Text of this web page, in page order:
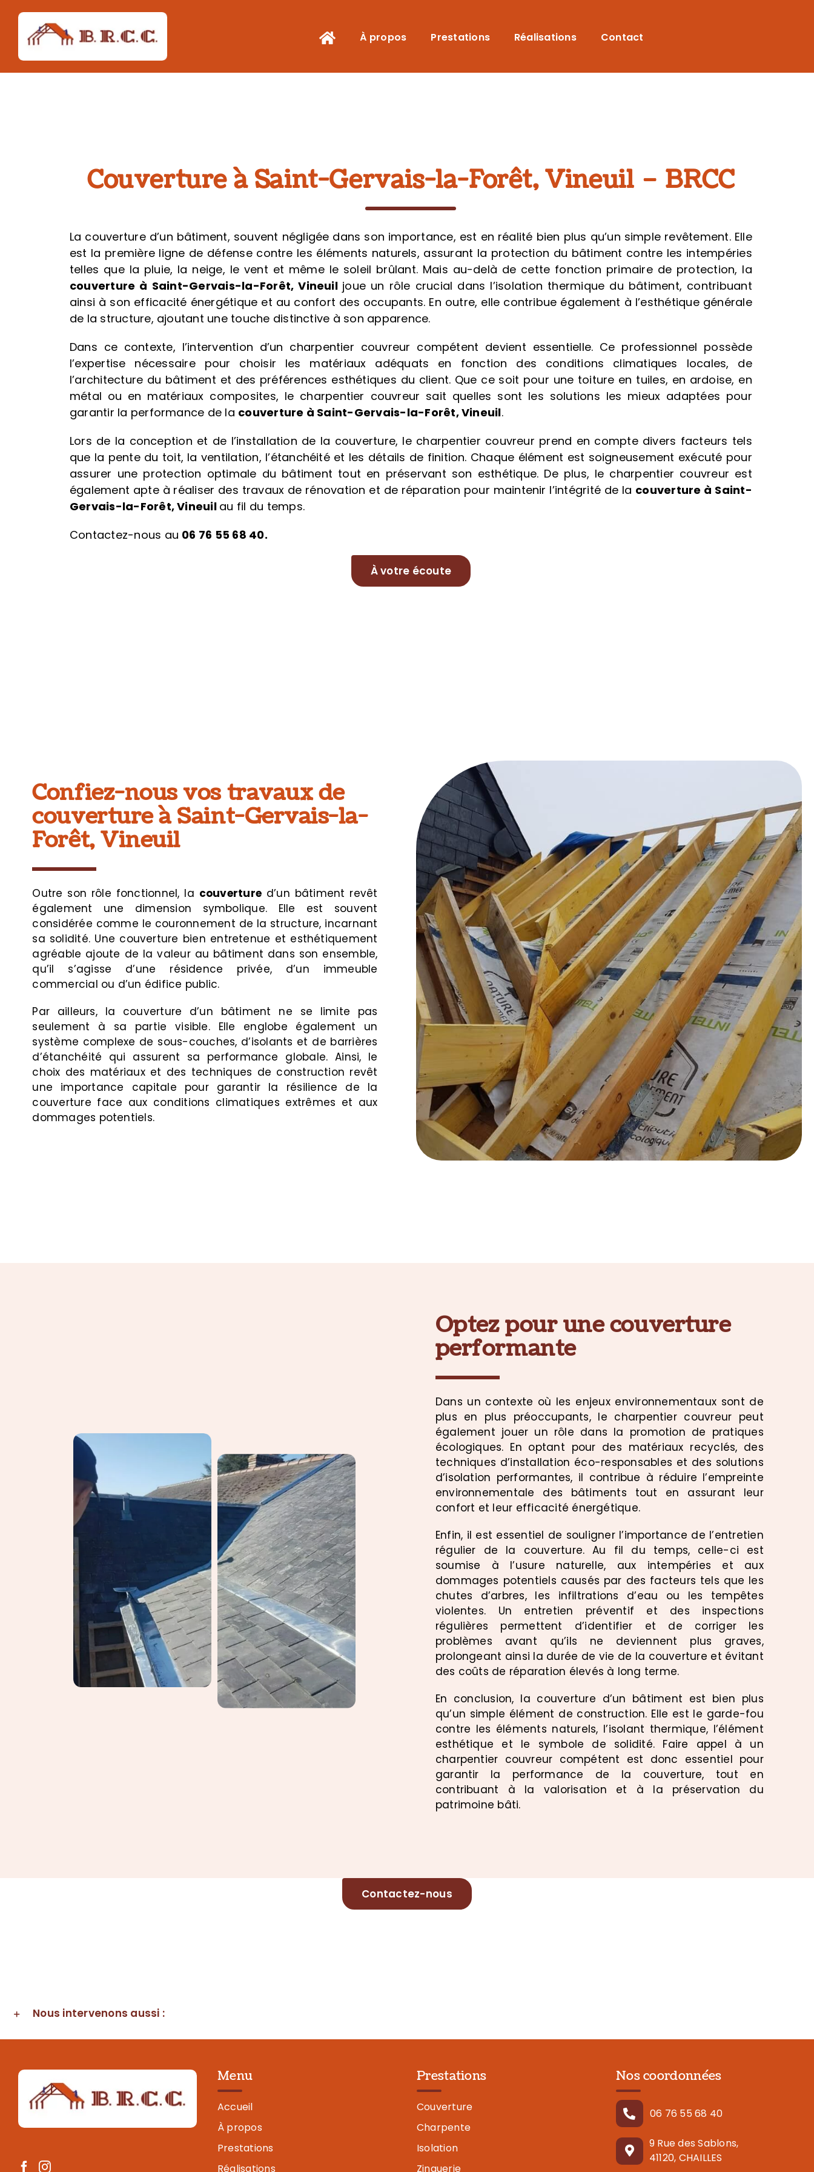
contenu
À propos Prestations Réalisations Contact
Couverture à Saint-Gervais-la-Forêt, Vineuil – BRCC
La couverture d’un bâtiment, souvent négligée dans son importance, est en réalité bien plus qu’un simple revêtement. Elle
est la première ligne de défense contre les éléments naturels, assurant la protection du bâtiment contre les intempéries
telles que la pluie, la neige, le vent et même le soleil brûlant. Mais au-delà de cette fonction primaire de protection, la
couverture à Saint-Gervais-la-Forêt, Vineuil joue un rôle crucial dans l’isolation thermique du bâtiment, contribuant
ainsi à son efficacité énergétique et au confort des occupants. En outre, elle contribue également à l’esthétique générale
de la structure, ajoutant une touche distinctive à son apparence.
Dans ce contexte, l’intervention d’un charpentier couvreur compétent devient essentielle. Ce professionnel possède
l’expertise nécessaire pour choisir les matériaux adéquats en fonction des conditions climatiques locales, de
l’architecture du bâtiment et des préférences esthétiques du client. Que ce soit pour une toiture en tuiles, en ardoise, en
métal ou en matériaux composites, le charpentier couvreur sait quelles sont les solutions les mieux adaptées pour
garantir la performance de la couverture à Saint-Gervais-la-Forêt, Vineuil.
Lors de la conception et de l’installation de la couverture, le charpentier couvreur prend en compte divers facteurs tels
que la pente du toit, la ventilation, l’étanchéité et les détails de finition. Chaque élément est soigneusement exécuté pour
assurer une protection optimale du bâtiment tout en préservant son esthétique. De plus, le charpentier couvreur est
également apte à réaliser des travaux de rénovation et de réparation pour maintenir l’intégrité de la couverture à Saint-
Gervais-la-Forêt, Vineuil au fil du temps.
Contactez-nous au 06 76 55 68 40.
À votre écoute
Confiez-nous vos travaux de
couverture à Saint-Gervais-la-
Forêt, Vineuil
Outre son rôle fonctionnel, la couverture d’un bâtiment revêt
également une dimension symbolique. Elle est souvent
considérée comme le couronnement de la structure, incarnant
sa solidité. Une couverture bien entretenue et esthétiquement
agréable ajoute de la valeur au bâtiment dans son ensemble,
qu’il s’agisse d’une résidence privée, d’un immeuble
commercial ou d’un édifice public.
Par ailleurs, la couverture d’un bâtiment ne se limite pas
seulement à sa partie visible. Elle englobe également un
système complexe de sous-couches, d’isolants et de barrières
d’étanchéité qui assurent sa performance globale. Ainsi, le
choix des matériaux et des techniques de construction revêt
une importance capitale pour garantir la résilience de la
couverture face aux conditions climatiques extrêmes et aux
dommages potentiels.
Optez pour une couverture
performante
Dans un contexte où les enjeux environnementaux sont de
plus en plus préoccupants, le charpentier couvreur peut
également jouer un rôle dans la promotion de pratiques
écologiques. En optant pour des matériaux recyclés, des
techniques d’installation éco-responsables et des solutions
d’isolation performantes, il contribue à réduire l’empreinte
environnementale des bâtiments tout en assurant leur
confort et leur efficacité énergétique.
Enfin, il est essentiel de souligner l’importance de l’entretien
régulier de la couverture. Au fil du temps, celle-ci est
soumise à l’usure naturelle, aux intempéries et aux
dommages potentiels causés par des facteurs tels que les
chutes d’arbres, les infiltrations d’eau ou les tempêtes
violentes. Un entretien préventif et des inspections
régulières permettent d’identifier et de corriger les
problèmes avant qu’ils ne deviennent plus graves,
prolongeant ainsi la durée de vie de la couverture et évitant
des coûts de réparation élevés à long terme.
En conclusion, la couverture d’un bâtiment est bien plus
qu’un simple élément de construction. Elle est le garde-fou
contre les éléments naturels, l’isolant thermique, l’élément
esthétique et le symbole de solidité. Faire appel à un
charpentier couvreur compétent est donc essentiel pour
garantir la performance de la couverture, tout en
contribuant à la valorisation et à la préservation du
patrimoine bâti.
Contactez-nous
Nous intervenons aussi :
Menu
Accueil
À propos
Prestations
Réalisations
Prestations
Couverture
Charpente
Isolation
Zinguerie
Nos coordonnées
06 76 55 68 40
9 Rue des Sablons,
41120, CHAILLES